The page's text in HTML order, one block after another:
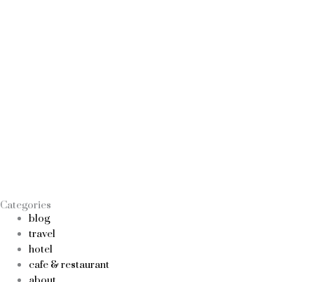
Categories
blog
travel
hotel
cafe & restaurant